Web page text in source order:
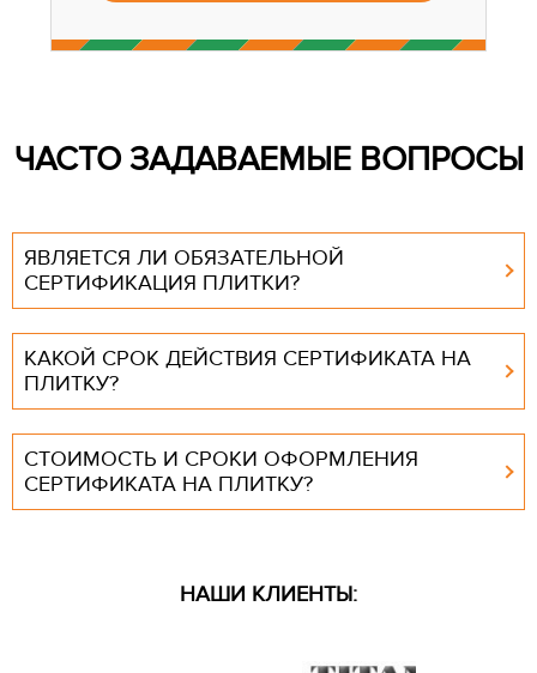
ЧАСТО ЗАДАВАЕМЫЕ ВОПРОСЫ
ЯВЛЯЕТСЯ ЛИ ОБЯЗАТЕЛЬНОЙ
СЕРТИФИКАЦИЯ ПЛИТКИ?
КАКОЙ СРОК ДЕЙСТВИЯ СЕРТИФИКАТА НА
ПЛИТКУ?
СТОИМОСТЬ И СРОКИ ОФОРМЛЕНИЯ
СЕРТИФИКАТА НА ПЛИТКУ?
НАШИ КЛИЕНТЫ: